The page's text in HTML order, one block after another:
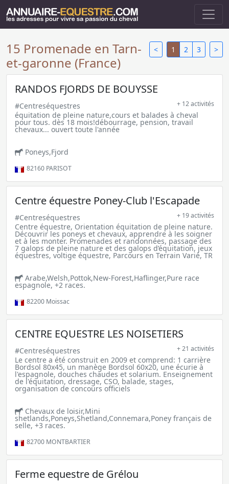
< 1 2 3 >
15 Promenade en Tarn-
et-garonne (France)
RANDOS FJORDS DE BOUYSSE
#Centreséquestres + 12 activités
équitation de pleine nature,cours et balades à cheval
pour tous. dès 18 mois!débourrage, pension, travail
chevaux... ouvert toute l'année
Poneys,Fjord
82160 PARISOT
Centre équestre Poney-Club l'Escapade
#Centreséquestres + 19 activités
Centre équestre, Orientation équitation de pleine nature.
Découvrir les poneys et chevaux, apprendre à les soigner
et à les monter. Promenades et randonnées, passage des
7 galops de pleine nature et des galops d’équitation, jeux
équestres, voltige équestre, Parcours en Terrain Varié, TR
Arabe,Welsh,Pottok,New-Forest,Haflinger,Pure race
espagnole, +2 races.
82200 Moissac
CENTRE EQUESTRE LES NOISETIERS
#Centreséquestres + 21 activités
Le centre a été construit en 2009 et comprend: 1 carrière
Bordsol 80x45, un manège Bordsol 60x20, une écurie à
l'espagnole, douches chaudes et solarium. Enseignement
de l'équitation, dressage, CSO, balade, stages,
organisation de concours officiels
Chevaux de loisir,Mini
shetlands,Poneys,Shetland,Connemara,Poney français de
selle, +3 races.
82700 MONTBARTIER
Ferme equestre de Grélou